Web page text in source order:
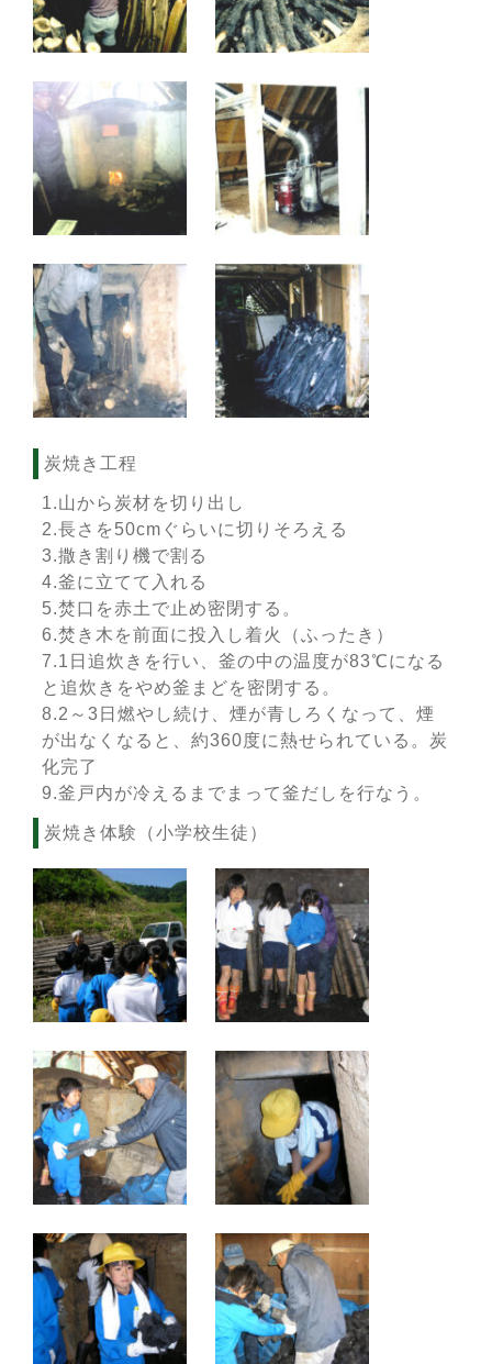
炭焼き工程
1.山から炭材を切り出し
2.長さを50cmぐらいに切りそろえる
3.撒き割り機で割る
4.釜に立てて入れる
5.焚口を赤土で止め密閉する。
6.焚き木を前面に投入し着火（ふったき）
7.1日追炊きを行い、釜の中の温度が83℃になる
と追炊きをやめ釜まどを密閉する。
8.2～3日燃やし続け、煙が青しろくなって、煙
が出なくなると、約360度に熱せられている。炭
化完了
9.釜戸内が冷えるまでまって釜だしを行なう。
炭焼き体験（小学校生徒）